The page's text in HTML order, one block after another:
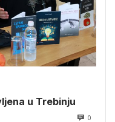
u Trebinju
0